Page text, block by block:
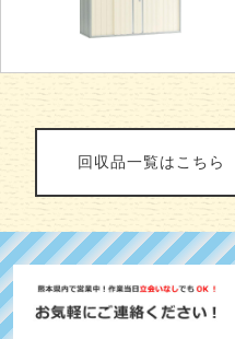
回収品一覧はこちら